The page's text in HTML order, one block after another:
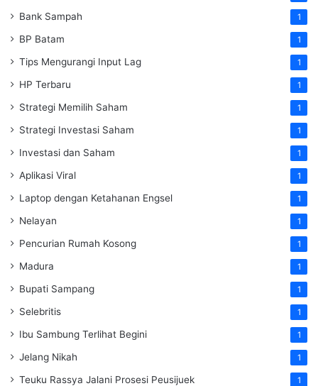
Bank Sampah 1
BP Batam 1
Tips Mengurangi Input Lag 1
HP Terbaru 1
Strategi Memilih Saham 1
Strategi Investasi Saham 1
Investasi dan Saham 1
Aplikasi Viral 1
Laptop dengan Ketahanan Engsel 1
Nelayan 1
Pencurian Rumah Kosong 1
Madura 1
Bupati Sampang 1
Selebritis 1
Ibu Sambung Terlihat Begini 1
Jelang Nikah 1
Teuku Rassya Jalani Prosesi Peusijuek 1